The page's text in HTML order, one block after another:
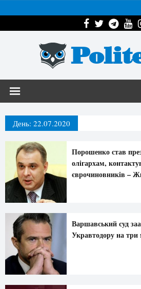
День: 22.07.2020
Порошенко став
олігархам,
єврочиновників –
Варшавський суд
Укравтодору на три